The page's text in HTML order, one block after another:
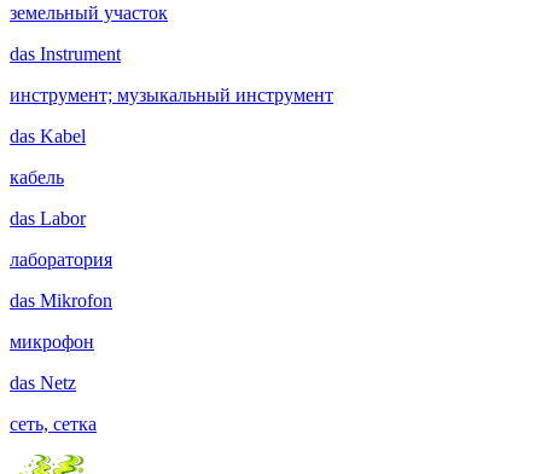
земельный участок
das Instrument
инструмент; музыкальный инструмент
das Kabel
кабель
das Labor
лаборатория
das Mikrofon
микрофон
das Netz
сеть, сетка